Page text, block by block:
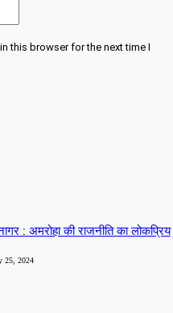
this browser for the next time I
: अमरोहा की राजनीति का लोकप्रिय
25, 2024